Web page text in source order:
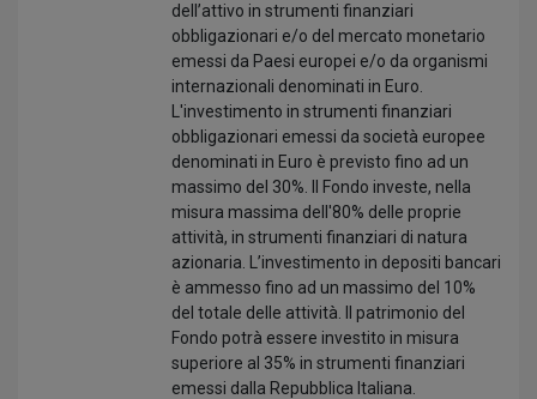
dell’attivo in strumenti finanziari
obbligazionari e/o del mercato monetario
emessi da Paesi europei e/o da organismi
internazionali denominati in Euro.
L'investimento in strumenti finanziari
obbligazionari emessi da società europee
denominati in Euro è previsto fino ad un
massimo del 30%. Il Fondo investe, nella
misura massima dell'80% delle proprie
attività, in strumenti finanziari di natura
azionaria. L’investimento in depositi bancari
è ammesso fino ad un massimo del 10%
del totale delle attività. Il patrimonio del
Fondo potrà essere investito in misura
superiore al 35% in strumenti finanziari
emessi dalla Repubblica Italiana.